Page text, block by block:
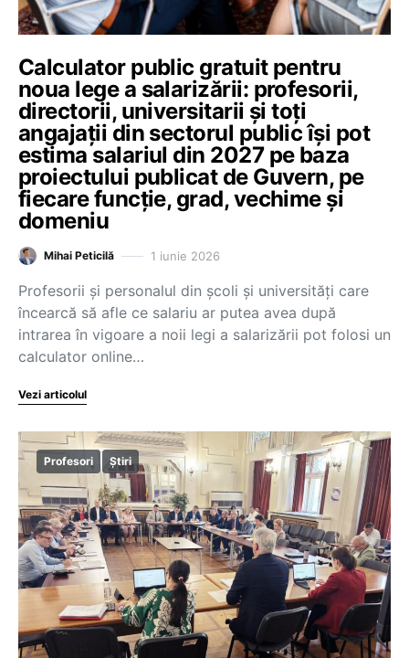
Calculator public gratuit pentru
noua lege a salarizării: profesorii,
directorii, universitarii și toți
angajații din sectorul public își pot
estima salariul din 2027 pe baza
proiectului publicat de Guvern, pe
fiecare funcție, grad, vechime și
domeniu
Mihai Peticilă 1 iunie 2026
Profesorii și personalul din școli și universități care
încearcă să afle ce salariu ar putea avea după
intrarea în vigoare a noii legi a salarizării pot folosi un
calculator online…
Vezi articolul
Profesori Știri